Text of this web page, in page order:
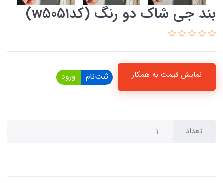
بند جی شاک دو رنگ (کدw5051)
نمایش قیمت به همکار ثبت‌نام ورود
تعداد